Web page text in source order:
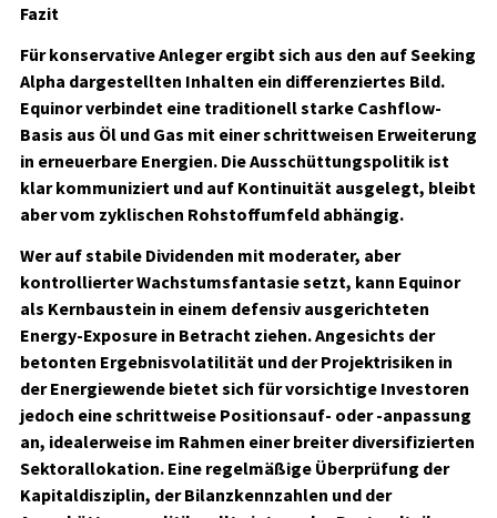
Fazit
Für konservative Anleger ergibt sich aus den auf Seeking
Alpha dargestellten Inhalten ein differenziertes Bild.
Equinor verbindet eine traditionell starke Cashflow-
Basis aus Öl und Gas mit einer schrittweisen Erweiterung
in erneuerbare Energien. Die Ausschüttungspolitik ist
klar kommuniziert und auf Kontinuität ausgelegt, bleibt
aber vom zyklischen Rohstoffumfeld abhängig.
Wer auf stabile Dividenden mit moderater, aber
kontrollierter Wachstumsfantasie setzt, kann Equinor
als Kernbaustein in einem defensiv ausgerichteten
Energy-Exposure in Betracht ziehen. Angesichts der
betonten Ergebnisvolatilität und der Projektrisiken in
der Energiewende bietet sich für vorsichtige Investoren
jedoch eine schrittweise Positionsauf- oder -anpassung
an, idealerweise im Rahmen einer breiter diversifizierten
Sektorallokation. Eine regelmäßige Überprüfung der
Kapitaldisziplin, der Bilanzkennzahlen und der